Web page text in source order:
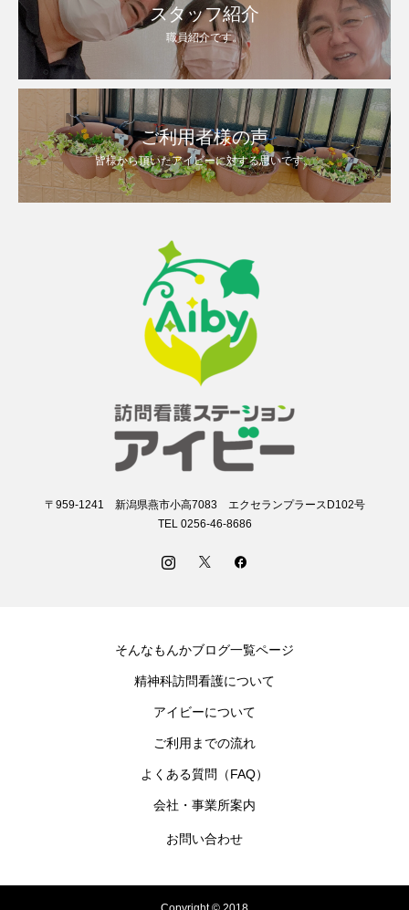
スタッフ紹介
職員紹介です。
ご利用者様の声
皆様から頂いたアイビーに対する思いです。
〒959-1241 新潟県燕市小高7083 エクセランプラースD102号
TEL 0256-46-8686
そんなもんかブログ一覧ページ
精神科訪問看護について
アイビーについて
ご利用までの流れ
よくある質問（FAQ）
会社・事業所案内
お問い合わせ